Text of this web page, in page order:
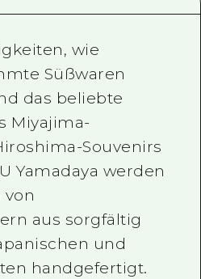
Hiroshima
bei
wie
Süßwaren
das beliebte
Miyajima-
Souvenirs
Yamadaya werden
von
aus sorgfältig
und
handgefertigt.